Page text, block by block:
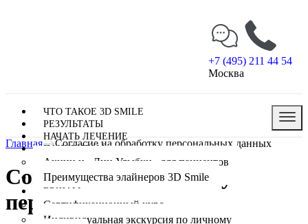
+7 (495) 211 44 54
Москва
ЧТО ТАКОЕ 3D SMILE
РЕЗУЛЬТАТЫ
НАЧАТЬ ЛЕЧЕНИЕ
ПАЦИЕНТАМ
Акции и «Дни Улыбки» для пациентов
Преимущества элайнеров 3D Smile
ВРАЧАМ
Сертификационный курс
Индивидуальная экскурсия по личному
Главная Согласие на обработку персональных данных
Согласие на обработку
персональных данных